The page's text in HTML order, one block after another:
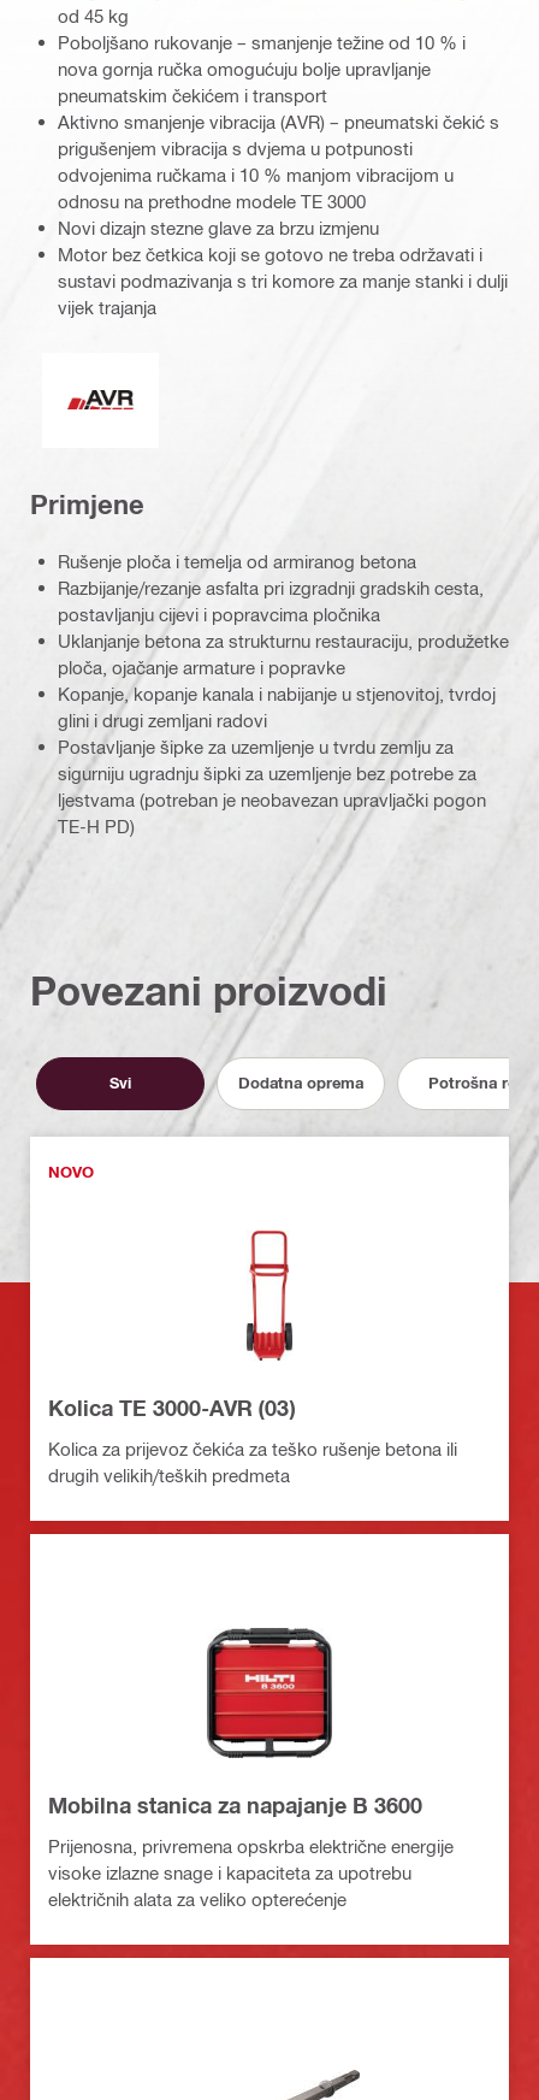
od 45 kg
Poboljšano rukovanje – smanjenje težine od 10 % i
nova gornja ručka omogućuju bolje upravljanje
pneumatskim čekićem i transport
Aktivno smanjenje vibracija (AVR) – pneumatski čekić s
prigušenjem vibracija s dvjema u potpunosti
odvojenima ručkama i 10 % manjom vibracijom u
odnosu na prethodne modele TE 3000
Novi dizajn stezne glave za brzu izmjenu
Motor bez četkica koji se gotovo ne treba održavati i
sustavi podmazivanja s tri komore za manje stanki i dulji
vijek trajanja
Primjene
Rušenje ploča i temelja od armiranog betona
Razbijanje/rezanje asfalta pri izgradnji gradskih cesta,
postavljanju cijevi i popravcima pločnika
Uklanjanje betona za strukturnu restauraciju, produžetke
ploča, ojačanje armature i popravke
Kopanje, kopanje kanala i nabijanje u stjenovitoj, tvrdoj
glini i drugi zemljani radovi
Postavljanje šipke za uzemljenje u tvrdu zemlju za
sigurniju ugradnju šipki za uzemljenje bez potrebe za
ljestvama (potreban je neobavezan upravljački pogon
TE-H PD)
Povezani proizvodi
Svi Dodatna oprema Potrošna roba
NOVO
Kolica TE 3000-AVR (03)
Kolica za prijevoz čekića za teško rušenje betona ili
drugih velikih/teških predmeta
Mobilna stanica za napajanje B 3600
Prijenosna, privremena opskrba električne energije
visoke izlazne snage i kapaciteta za upotrebu
električnih alata za veliko opterećenje